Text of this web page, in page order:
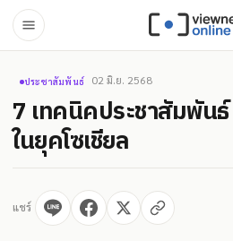
ประชาสัมพันธ์ 02 มิ.ย. 2568
7 เทคนิคประชาสัมพัน
ในยุคโซเชียล
แชร์